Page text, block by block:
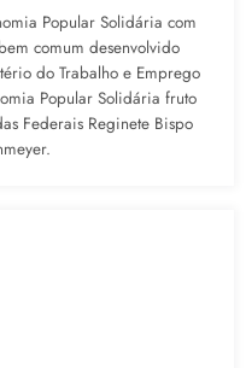
Popular Solidária com
comum desenvolvido
do Trabalho e Emprego
Popular Solidária fruto
Federais Reginete Bispo